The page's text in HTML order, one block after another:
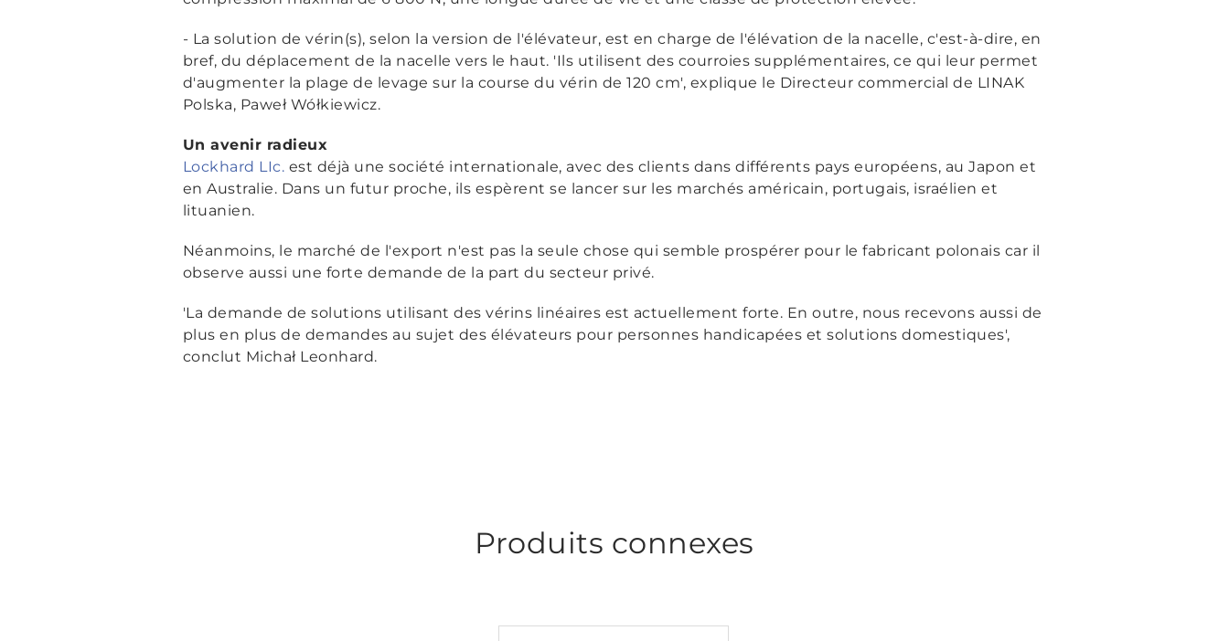
- La solution de vérin(s), selon la version de l'élévateur, est en charge de l'élévation de la nacelle, c'est-à-dire, en
bref, du déplacement de la nacelle vers le haut. 'Ils utilisent des courroies supplémentaires, ce qui leur permet
d'augmenter la plage de levage sur la course du vérin de 120 cm', explique le Directeur commercial de LINAK
Polska, Paweł Wółkiewicz.
Un avenir radieux
Lockhard LIc. est déjà une société internationale, avec des clients dans différents pays européens, au Japon et
en Australie. Dans un futur proche, ils espèrent se lancer sur les marchés américain, portugais, israélien et
lituanien.
Néanmoins, le marché de l'export n'est pas la seule chose qui semble prospérer pour le fabricant polonais car il
observe aussi une forte demande de la part du secteur privé.
'La demande de solutions utilisant des vérins linéaires est actuellement forte. En outre, nous recevons aussi de
plus en plus de demandes au sujet des élévateurs pour personnes handicapées et solutions domestiques',
conclut Michał Leonhard.
Produits connexes